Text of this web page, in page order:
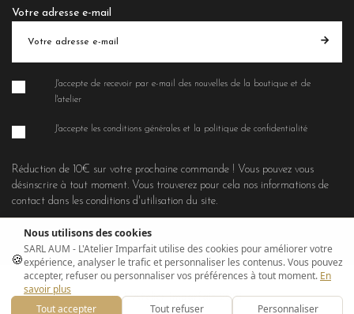
Votre adresse e-mail
J'accepte de recevoir par e-mail des nouvelles de la boutique et de
l'atelier
J'accepte les conditions générales et la politique de confidentialité
Réduction de 10€ sur votre prochaine commande ! Vous pouvez vous
désinscrire à tout moment. Vous trouverez pour cela nos informations de
contact dans les conditions d'utilisation du site.
© L'Atelier Imparfait 2021
🍪
Nous utilisons des cookies
SARL AUM - L'Atelier Imparfait utilise des cookies pour améliorer votre
expérience, analyser le trafic et personnaliser les contenus. Vous pouvez
accepter, refuser ou personnaliser vos préférences à tout moment. En
savoir plus
Tout accepter
Tout refuser Personnaliser